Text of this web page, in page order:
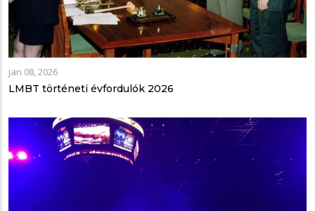
jan 08, 2026
LMBT történeti évfordulók 2026